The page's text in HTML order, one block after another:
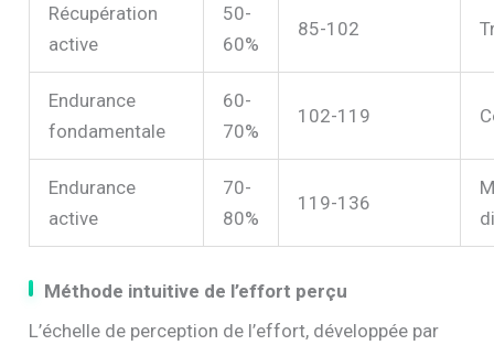
Récupération
active
50-
60%
85-102
Endurance
fondamentale
60-
70%
102-119
Endurance
active
70-
80%
119-136
Méthode intuitive de l’effort perçu
L’échelle de perception de l’effort, développée par